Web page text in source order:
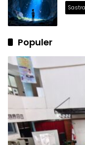
Sastra
Populer